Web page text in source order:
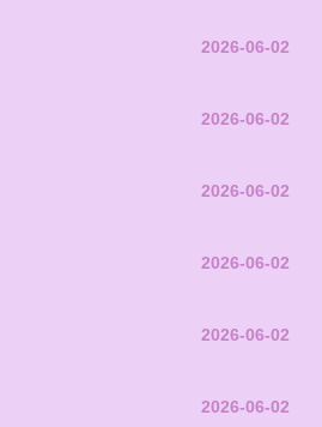
2026-06-02
2026-06-02
2026-06-02
2026-06-02
2026-06-02
2026-06-02